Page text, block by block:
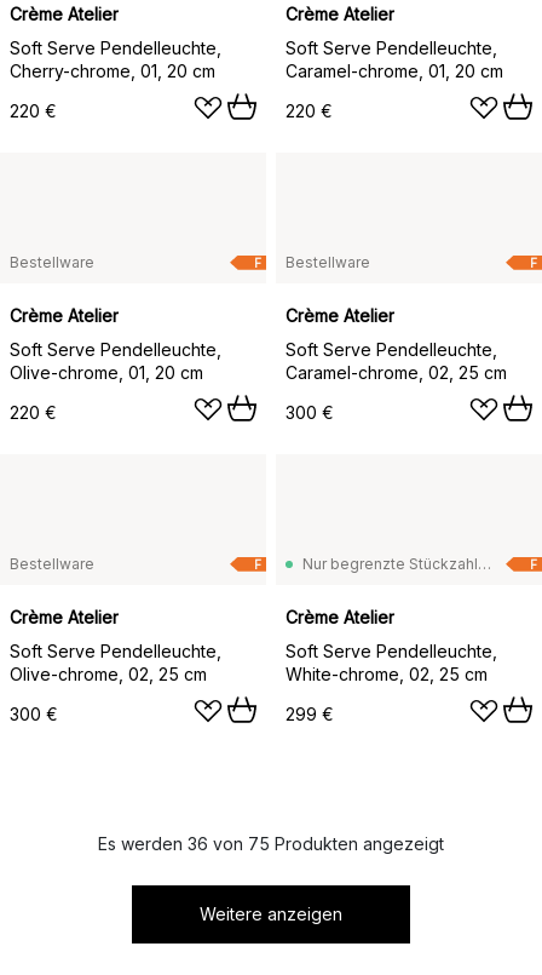
Crème Atelier
Soft Serve Pendelleuchte,
Cherry-chrome, 01, 20 cm
220 €
Crème Atelier
Soft Serve Pendelleuchte,
Caramel-chrome, 01, 20 cm
220 €
F
Bestellware
Crème Atelier
Soft Serve Pendelleuchte,
Olive-chrome, 01, 20 cm
220 €
F
Bestellware
Crème Atelier
Soft Serve Pendelleuchte,
Caramel-chrome, 02, 25 cm
300 €
F
Bestellware
Crème Atelier
Soft Serve Pendelleuchte,
Olive-chrome, 02, 25 cm
300 €
F
Nur begrenzte Stückzahl vorrätig
Crème Atelier
Soft Serve Pendelleuchte,
White-chrome, 02, 25 cm
299 €
Es werden 36 von 75 Produkten angezeigt
Weitere anzeigen